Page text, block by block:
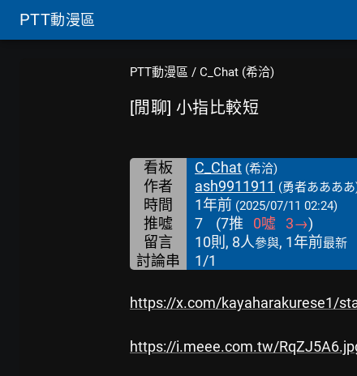
PTT動漫區
PTT動漫區 / C_Chat (希洽)
[閒聊] 小指比較短
看板 C_Chat (希洽)
作者 ash9911911 (勇者あああ
時間 1年前 (2025/07/11 02:24)
推噓 7 (7推 0噓 3→)
留言
10則, 8人參與, 1年前最新
討論串 1/1
https://x.com/kayaharakurese1/
https://i.meee.com.tw/